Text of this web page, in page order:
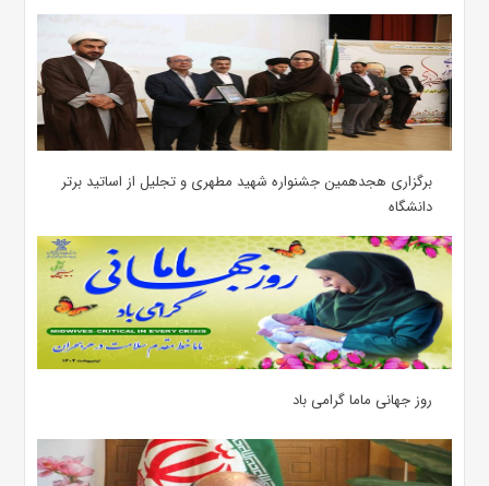
برگزاری هجدهمین جشنواره شهید مطهری و تجلیل از اساتید برتر
دانشگاه
روز جهانی ماما گرامی باد